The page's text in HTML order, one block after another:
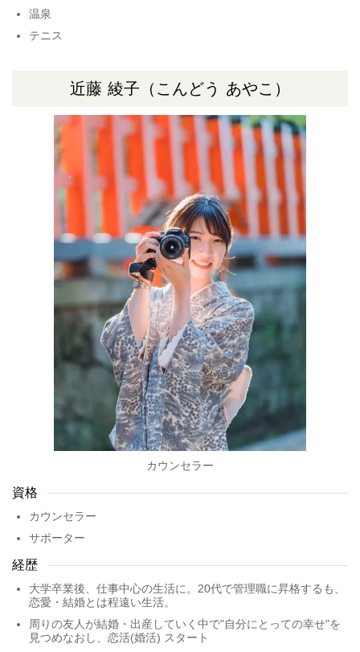
温泉
テニス
近藤 綾子 （こんどう あやこ）
カウンセラー
資格
カウンセラー
サポーター
経歴
大学卒業後、仕事中心の生活に。 20代で管理職に昇格するも、
恋愛・結婚とは程遠い生活。
周りの友人が結婚・出産していく中で"自分にとっての幸せ"を
見つめなおし、恋活(婚活) スタート